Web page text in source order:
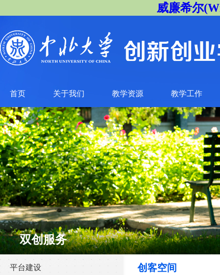
威廉希尔
首页 关于我们 教学资源 教学工作
双创服务
平台建设 创客空间